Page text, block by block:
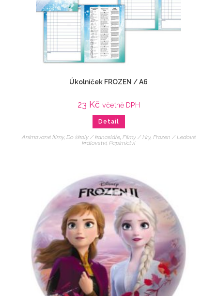
Úkolníček FROZEN / A6
23 Kč včetně DPH
Detail
Animované filmy, Do školy / kanceláře, Filmy / Hry, Frozen / Ledové
království, Papírnictví